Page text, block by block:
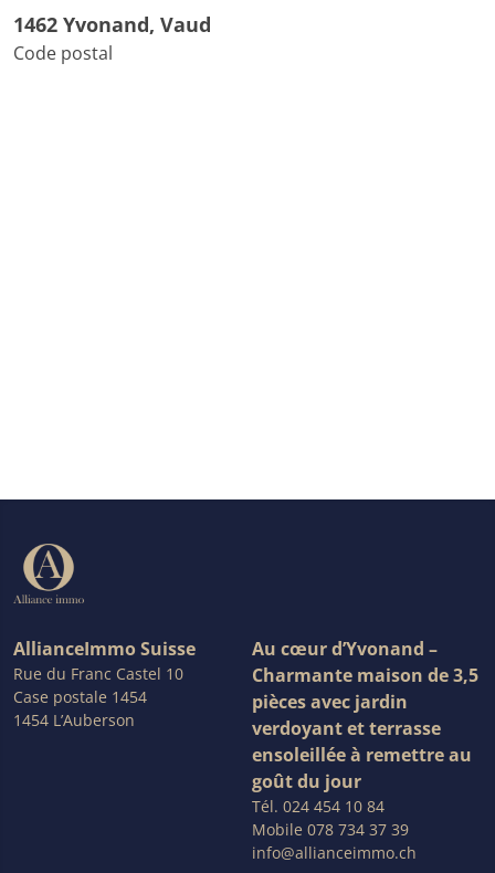
1462 Yvonand, Vaud
Code postal
AllianceImmo Suisse
Rue du Franc Castel 10
Case postale 1454
1454 L’Auberson
Au cœur d’Yvonand –
Charmante maison de 3,5
pièces avec jardin
verdoyant et terrasse
ensoleillée à remettre au
goût du jour
Tél. 024 454 10 84
Mobile 078 734 37 39
info@allianceimmo.ch